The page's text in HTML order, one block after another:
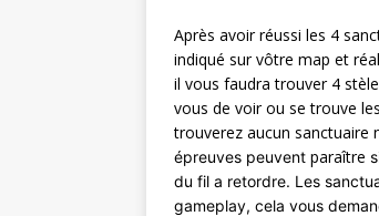
Après avoir réussi les 4
indiqué sur vôtre map et
il vous faudra trouver 4
vous de voir ou se trouve
trouverez aucun sanctuaire
épreuves peuvent paraître
du fil a retordre. Les
gameplay, cela vous